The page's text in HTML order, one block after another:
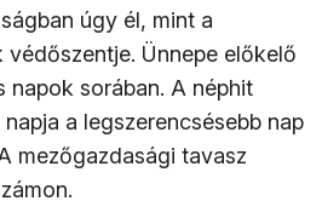
úgy él, mint a
Ünnepe előkelő
napok sorában. A néphit
a legszerencsésebb nap
mezőgazdasági tavasz